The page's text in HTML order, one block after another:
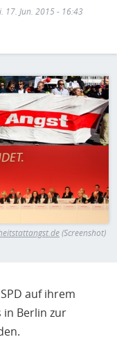
17. Jun. 2015 - 16:43
(Screenshot)
auf ihrem
in Berlin zur